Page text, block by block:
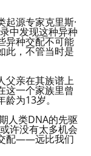
源专家克里斯·
中发现这种异种
异种交配不可能
此，不管当时是
父亲在其族谱上
这一个家族里曾
龄为13岁。
人类DNA的先驱
许没有太多机会
配——远比我们